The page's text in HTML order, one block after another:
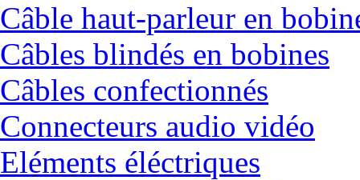
Câble haut-parleur en
Câbles blindés en bobines
Câbles confectionnés
Connecteurs audio vidéo
Eléments éléctriques